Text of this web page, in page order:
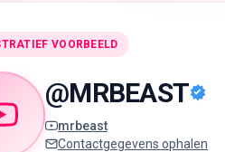
VOORBEELD
@MRBEAST
mrbeast
Contactgegevens ophalen